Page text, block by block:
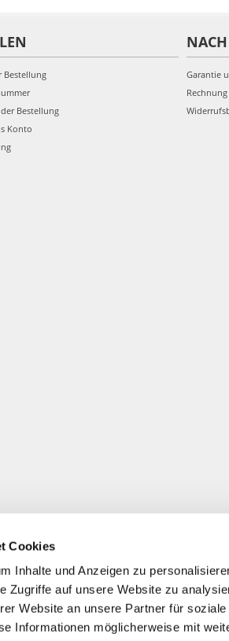
Cookies
Inhalte und Anzeigen zu
Zugriffe auf unsere Website zu
Website an unsere Partner für
Informationen möglicherweise mit
Bestellung
Bestellung
Konto
Garantie
Rechnung